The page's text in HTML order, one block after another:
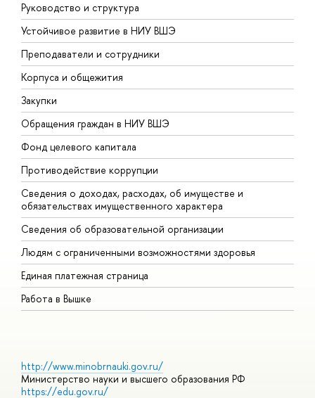
Руководство и структура
Устойчивое развитие в НИУ ВШЭ
Преподаватели и сотрудники
Корпуса и общежития
Закупки
Обращения граждан в НИУ ВШЭ
Фонд целевого капитала
Противодействие коррупции
Сведения о доходах, расходах, об имуществе и
обязательствах имущественного характера
Сведения об образовательной организации
Людям с ограниченными возможностями здоровья
Единая платежная страница
Работа в Вышке
http://www.minobrnauki.gov.ru/
Министерство науки и высшего образования РФ
https://edu.gov.ru/